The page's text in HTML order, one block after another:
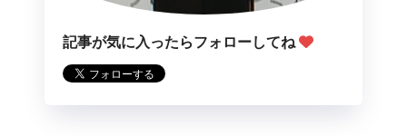
記事が気に入ったらフォローしてね